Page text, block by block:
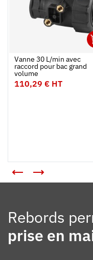
Vanne 30 L/min avec
raccord pour bac grand
volume
110,29 € HT
Rebords
prise en